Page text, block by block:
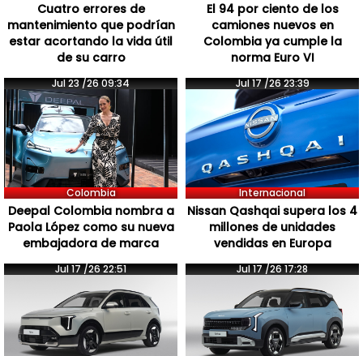
Cuatro errores de
mantenimiento que podrían
estar acortando la vida útil
de su carro
El 94 por ciento de los
camiones nuevos en
Colombia ya cumple la
norma Euro VI
Jul 23 /26 09:34
Colombia
Deepal Colombia nombra a
Paola López como su nueva
embajadora de marca
Jul 17 /26 23:39
Internacional
Nissan Qashqai supera los 4
millones de unidades
vendidas en Europa
Jul 17 /26 22:51 Jul 17 /26 17:28